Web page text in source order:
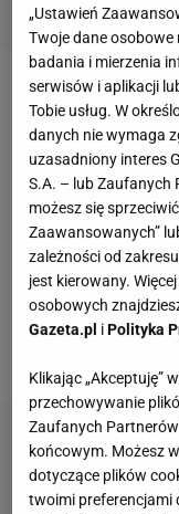
16 zwycięstw w
pod wodząKiko
krakowski
To właśnie
Jesusa Imaza czy
podnieśli jej
powalczyć z
przyznaje - w
„Ustawień
Twoje dane
badania i mierzenia
serwisów i aplikacji
Tobie usług. W
danych nie wymaga
uzasadniony interes
S.A. – lub Zaufanych
możesz się
Zaawansowanych”
zależności od
jest kierowany.
osobowych
Gazeta.pl iPolityka
Klikając „Akceptuję”
przechowywanie
Zaufanych
końcowym. Możesz
dotyczące plików
twoimi preferencjami